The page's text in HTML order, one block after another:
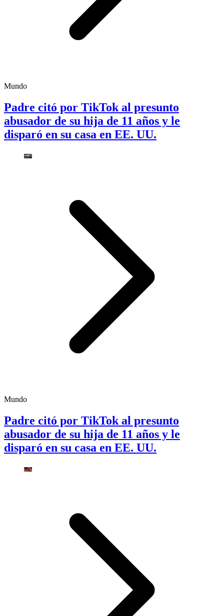
Mundo
Padre citó por TikTok al presunto
abusador de su hija de 11 años y le
disparó en su casa en EE. UU.
Mundo
Padre citó por TikTok al presunto
abusador de su hija de 11 años y le
disparó en su casa en EE. UU.